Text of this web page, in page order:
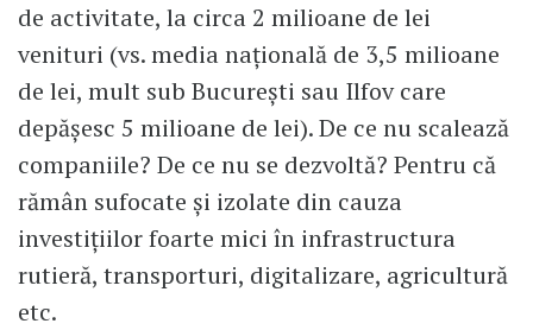
de activitate, la circa 2 milioane de lei
venituri (vs. media națională de 3,5 milioane
de lei, mult sub București sau Ilfov care
depășesc 5 milioane de lei). De ce nu scalează
companiile? De ce nu se dezvoltă? Pentru că
rămân sufocate și izolate din cauza
investițiilor foarte mici în infrastructura
rutieră, transporturi, digitalizare, agricultură
etc.